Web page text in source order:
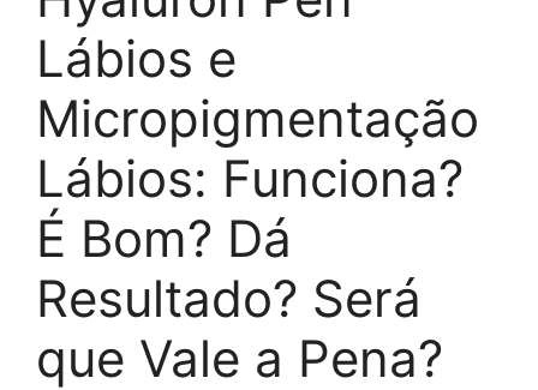
Lábios e
Micropigmentação
Lábios: Funciona?
É Bom? Dá
Resultado? Será
que Vale a Pena?